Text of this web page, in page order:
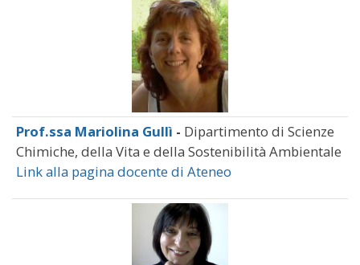
Prof.ssa Mariolina Gullì - Dipartimento di Scienze
Chimiche, della Vita e della Sostenibilità Ambientale
Link alla pagina docente di Ateneo